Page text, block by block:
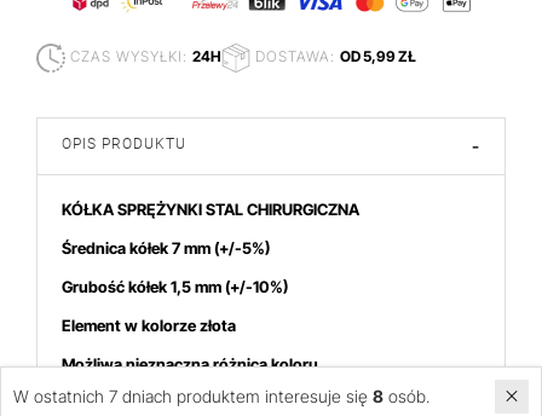
CZAS WYSYŁKI: 24H DOSTAWA: OD 5,99 ZŁ
OPIS PRODUKTU -
KÓŁKA SPRĘŻYNKI STAL CHIRURGICZNA
Średnica kółek 7 mm(+/-5%)
Grubość kółek 1,5 mm (+/-10%)
Element w kolorze złota
Możliwa nieznaczna różnica koloru
Cena dotyczy 8 sztuk
W ostatnich 7 dniach produktem interesuje się 8 osób.